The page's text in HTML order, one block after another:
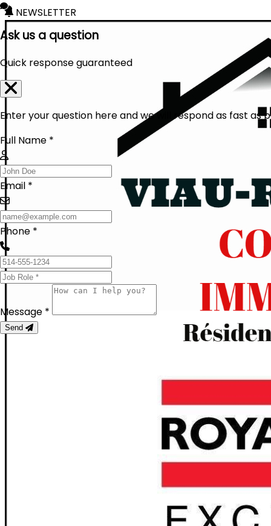
NEWSLETTER
Ask us a question
Quick response guaranteed
Enter your question here and we will respond as fast as
Full Name *
Email *
Phone *
Message *
Send